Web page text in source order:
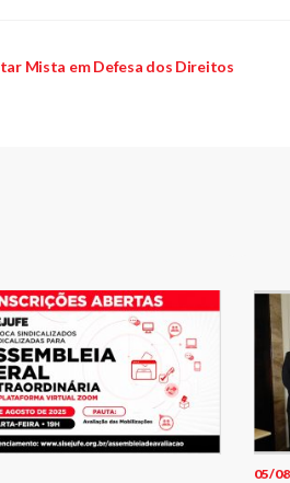
Mista em Defesa dos Direitos
05/